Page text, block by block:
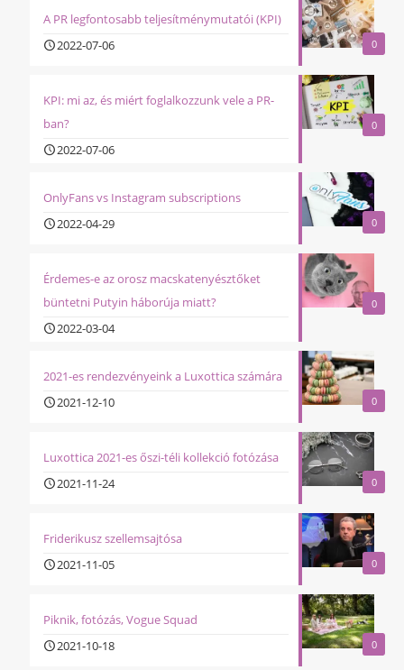
0
A PR legfontosabb teljesítménymutatói (KPI)
2022-07-06
0
KPI: mi az, és miért foglalkozzunk vele a PR-
ban?
2022-07-06
0
OnlyFans vs Instagram subscriptions
2022-04-29
0
Érdemes-e az orosz macskatenyésztőket
büntetni Putyin háborúja miatt?
2022-03-04
0
2021-es rendezvényeink a Luxottica számára
2021-12-10
0
Luxottica 2021-es őszi-téli kollekció fotózása
2021-11-24
0
Friderikusz szellemsajtósa
2021-11-05
0
Piknik, fotózás, Vogue Squad
2021-10-18